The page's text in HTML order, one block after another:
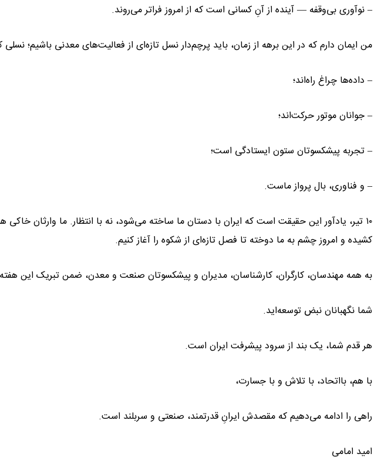
– نوآوری بی‌وقفه — آینده از آنِ کسانی است که از امروز فراتر می‌روند.
من ایمان دارم که در این برهه از زمان، باید پرچم‌دار نسل تازه‌ای از فعالیت‌های معدنی باشیم؛ نسلی
– داده‌ها چراغ راه‌اند؛
– جوانان موتور حرکت‌اند؛
– تجربه پیشکسوتان ستون ایستادگی است؛
– و فناوری، بال پرواز ماست.
۱۰ تیر، یادآور این حقیقت است که ایران با دستان ما ساخته می‌شود، نه با انتظار. ما وارثان
کشیده و امروز چشم به ما دوخته تا فصل تازه‌ای از شکوه را آغاز کنیم.
به همه مهندسان، کارگران، کارشناسان، مدیران و پیشکسوتان صنعت و معدن، ضمن تبریک این
شما نگهبانان نبض توسعه‌اید.
هر قدم شما، یک بند از سرود پیشرفت ایران است.
با هم، بااتحاد، با تلاش و با جسارت،
راهی را ادامه می‌دهیم که مقصدش ایرانِ قدرتمند، صنعتی و سربلند است.
امید امامی